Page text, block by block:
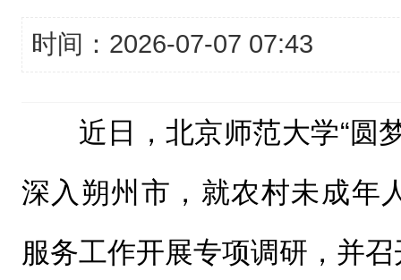
时间：2026-07-07 07:43
近日，北京师范大学“圆
深入朔州市，就农村未成年
服务工作开展专项调研，并